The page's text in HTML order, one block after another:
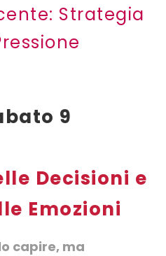
Strategia
9
Decisioni e
Emozioni
capire, ma